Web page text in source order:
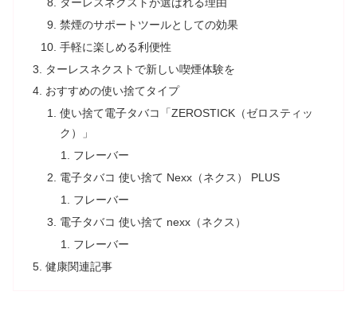
禁煙のサポートツールとしての効果
手軽に楽しめる利便性
ターレスネクストで新しい喫煙体験を
おすすめの使い捨てタイプ
使い捨て電子タバコ「ZEROSTICK（ゼロスティッ
ク）」
フレーバー
電子タバコ 使い捨て Nexx（ネクス） PLUS
フレーバー
電子タバコ 使い捨て nexx（ネクス）
フレーバー
健康関連記事